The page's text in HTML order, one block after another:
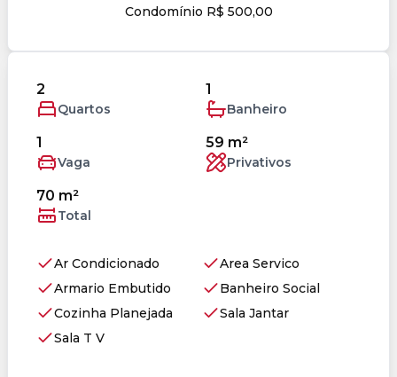
Condomínio R$ 500,00
2
Quartos
1
Banheiro
1
Vaga
59 m²
Privativos
70 m²
Total
Ar Condicionado
Area Servico
Armario Embutido
Banheiro Social
Cozinha Planejada
Sala Jantar
Sala T V